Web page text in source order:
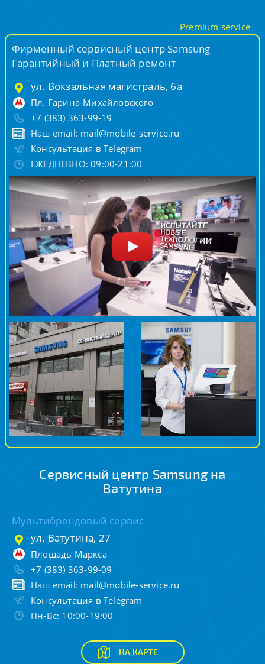
Фирменный сервисный центр Samsung
Гарантийный и Платный ремонт
ул. Вокзальная магистраль, 6а
Пл. Гарина-Михайловского
+7 (383) 363-99-19
Наш email: mail@mobile-service.ru
Консультация в Telegram
ЕЖЕДНЕВНО: 09:00-21:00
Premium service
Сервисный центр Samsung на
Ватутина
Мультибрендовый сервис
ул. Ватутина, 27
Площадь Маркса
+7 (383) 363-99-09
Наш email: mail@mobile-service.ru
Консультация в Telegram
Пн-Вс: 10:00-19:00
НА КАРТЕ